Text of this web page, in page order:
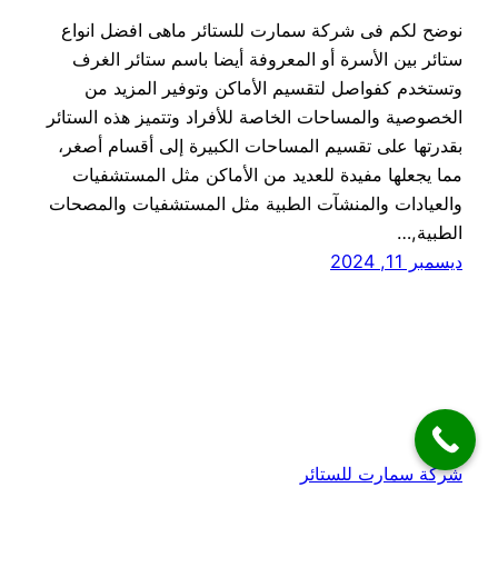
نوضح لكم فى شركة سمارت للستائر ماهى افضل انواع
ستائر بين الأسرة أو المعروفة أيضا باسم ستائر الغرف
وتستخدم كفواصل لتقسيم الأماكن وتوفير المزيد من
الخصوصية والمساحات الخاصة للأفراد وتتميز هذه الستائر
بقدرتها على تقسيم المساحات الكبيرة إلى أقسام أصغر،
مما يجعلها مفيدة للعديد من الأماكن مثل المستشفيات
والعيادات والمنشآت الطبية مثل المستشفيات والمصحات
الطبية,…
ديسمبر 11, 2024
شركة سمارت للستائر